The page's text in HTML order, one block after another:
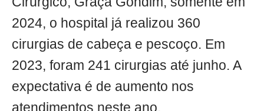
2024, o hospital já realizou 360
cirurgias de cabeça e pescoço. Em
2023, foram 241 cirurgias até junho. A
expectativa é de aumento nos
atendimentos neste ano.